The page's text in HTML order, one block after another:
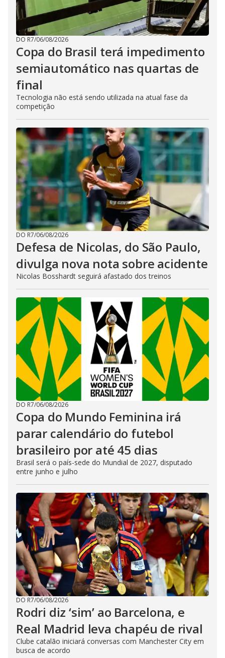
DO R7/06/08/2026
Copa do Brasil terá impedimento
semiautomático nas quartas de
final
Tecnologia não está sendo utilizada na atual fase da
competição
DO R7/06/08/2026
Defesa de Nicolas, do São Paulo,
divulga nova nota sobre acidente
Nicolas Bosshardt seguirá afastado dos treinos
DO R7/06/08/2026
Copa do Mundo Feminina irá
parar calendário do futebol
brasileiro por até 45 dias
Brasil será o país-sede do Mundial de 2027, disputado
entre junho e julho
DO R7/06/08/2026
Rodri diz ‘sim’ ao Barcelona, e
Real Madrid leva chapéu de rival
Clube catalão iniciará conversas com Manchester City em
busca de acordo